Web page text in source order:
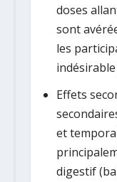
doses
sont
les
Effets
et
digestif